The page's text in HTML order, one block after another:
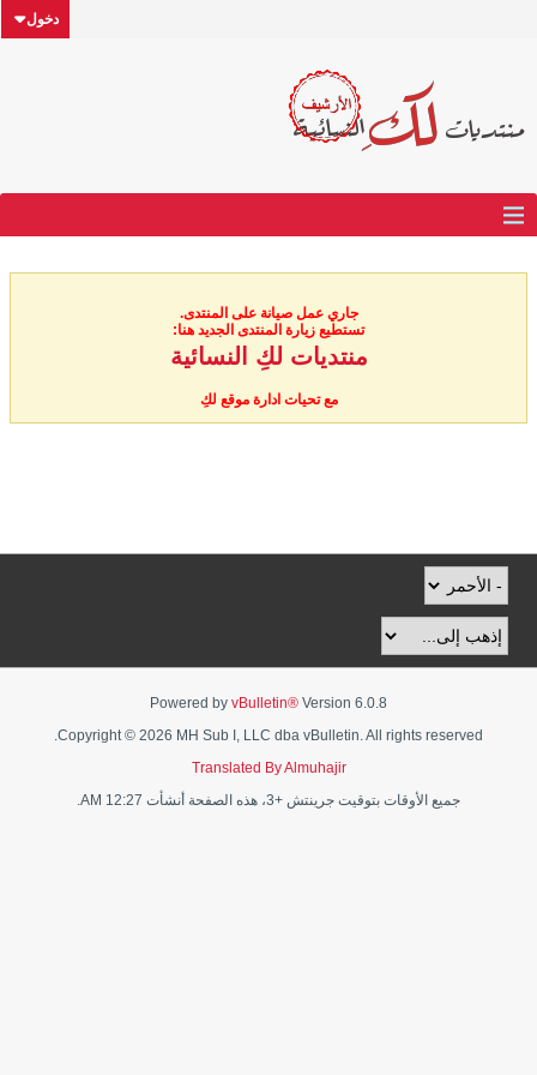
دخول
جاري عمل صيانة على المنتدى.
تستطيع زيارة المنتدى الجديد هنا:
منتديات لكِ النسائية
مع تحيات ادارة موقع لكِ
Powered by vBulletin® Version 6.0.8
Copyright © 2026 MH Sub I, LLC dba vBulletin. All rights reserved.
Translated By Almuhajir
جميع الأوقات بتوقيت جرينتش +3، هذه الصفحة أنشأت 12:27 AM.